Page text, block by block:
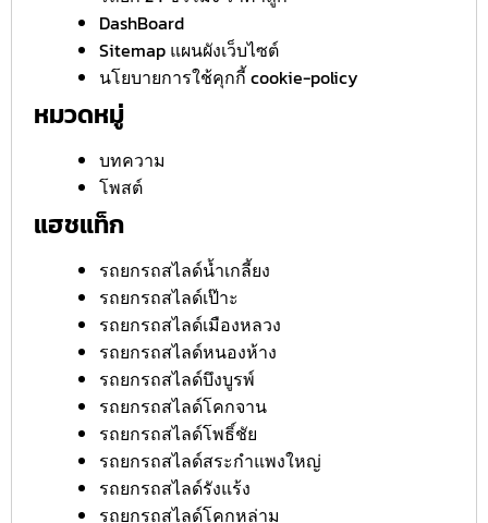
DashBoard
Sitemap แผนผังเว็บไซต์
นโยบายการใช้คุกกี้ cookie-policy
หมวดหมู่
บทความ
โพสต์
แฮชแท็ก
รถยกรถสไลด์น้ำเกลี้ยง
รถยกรถสไลด์เป๊าะ
รถยกรถสไลด์เมืองหลวง
รถยกรถสไลด์หนองห้าง
รถยกรถสไลด์บึงบูรพ์
รถยกรถสไลด์โคกจาน
รถยกรถสไลด์โพธิ์ชัย
รถยกรถสไลด์สระกำแพงใหญ่
รถยกรถสไลด์รังแร้ง
รถยกรถสไลด์โคกหล่าม